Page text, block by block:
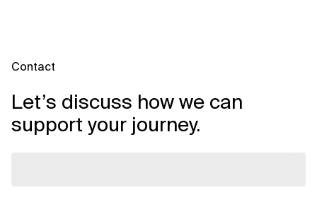
Contact
Let’s discuss how we can
support your journey.